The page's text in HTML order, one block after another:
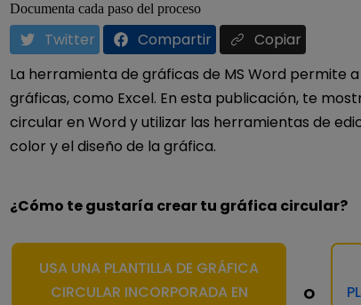
Documenta cada paso del proceso
Twitter Compartir
Copiar
La herramienta de gráficas de MS Word permite
gráficas, como Excel. En esta publicación, te
circular en Word y utilizar las herramientas de
color y el diseño de la gráfica.
¿Cómo te gustaría crear tu gráfica circular?
USA UNA PLANTILLA DE GRÁFICA
CIRCULAR INCORPORADA EN
O